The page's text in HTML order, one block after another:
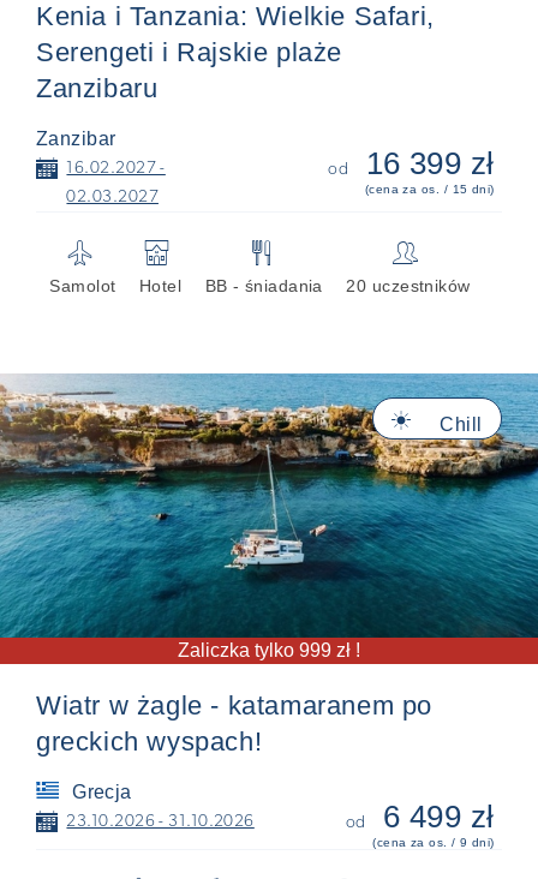
Kenia i Tanzania: Wielkie Safari,
Serengeti i Rajskie plaże
Zanzibaru
Zanzibar
📅
16.02.2027 -
02.03.2027
od 16 399 zł
(cena za os. / 15 dni)
✈
Samolot
🏨
Hotel
🍴
BB - śniadania
👥
20 uczestników
Zaliczka tylko 999 zł !
Chill
🔆
Wiatr w żagle - katamaranem po
greckich wyspach!
Grecja
📅 23.10.2026 - 31.10.2026 od 6 499 zł
(cena za os. / 9 dni)